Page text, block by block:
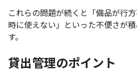
これらの問題が続くと「備品が行
時に使えない」といった不便さが
す。
貸出管理のポイント